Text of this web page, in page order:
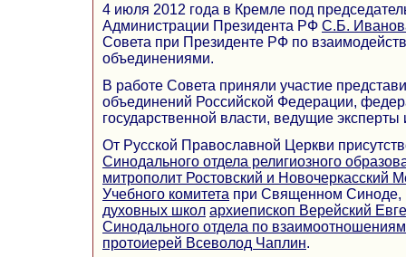
4 июля 2012 года в Кремле под
Администрации Президента РФ С.Б.
Совета при Президенте РФ по
объединениями.
В работе Совета приняли участие
объединений Российской Федерации,
государственной власти, ведущие
От Русской Православной Церкви
Синодального отдела религиозного
митрополит Ростовский и Новочеркасский
Учебного комитета при Священном Синоде,
духовных школ архиепископ Верейский
Синодального отдела по
протоиерей Всеволод Чаплин.